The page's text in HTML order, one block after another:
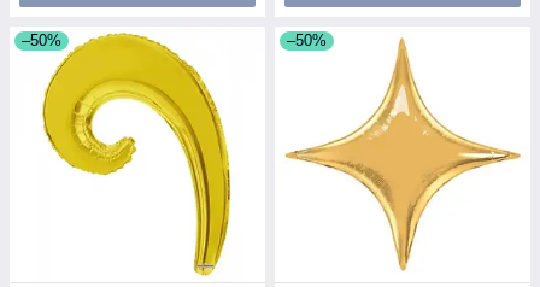
–50% –50%